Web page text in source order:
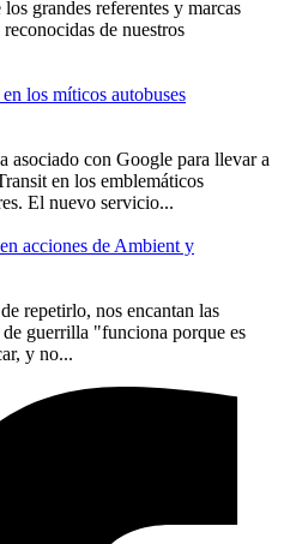
grandes referentes y marcas
de nuestros
los míticos autobuses
con Google para llevar a
en los emblemáticos
El nuevo servicio...
acciones de Ambient y
repetirlo, nos encantan las
guerrilla "funciona porque es
y no...